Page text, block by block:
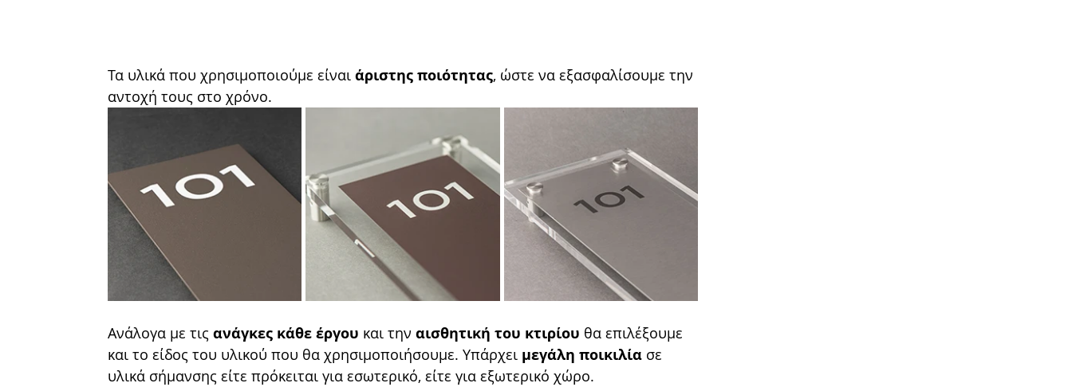
Τα υλικά που χρησιμοποιούμε είναι άριστης ποιότητας, ώστε να εξασφαλίσουμε την
αντοχή τους στο χρόνο.
Ανάλογα με τις ανάγκες κάθε έργου και την αισθητική του κτιρίου θα επιλέξουμε
και το είδος του υλικού που θα χρησιμοποιήσουμε. Υπάρχει μεγάλη ποικιλία σε
υλικά σήμανσης είτε πρόκειται για εσωτερικό, είτε για εξωτερικό χώρο.